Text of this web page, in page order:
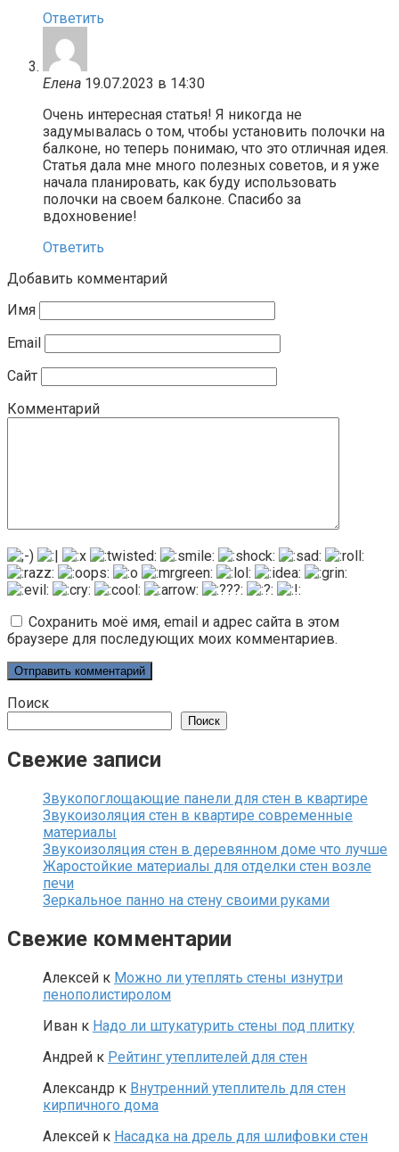
Ответить
Елена 19.07.2023 в 14:30
Очень интересная статья! Я никогда не
задумывалась о том, чтобы установить полочки на
балконе, но теперь понимаю, что это отличная идея.
Статья дала мне много полезных советов, и я уже
начала планировать, как буду использовать
полочки на своем балконе. Спасибо за
вдохновение!
Ответить
Добавить комментарий
Имя
Email
Сайт
Комментарий
Сохранить моё имя, email и адрес сайта в этом
браузере для последующих моих комментариев.
Поиск
Поиск
Свежие записи
Звукопоглощающие панели для стен в квартире
Звукоизоляция стен в квартире современные
материалы
Звукоизоляция стен в деревянном доме что лучше
Жаростойкие материалы для отделки стен возле
печи
Зеркальное панно на стену своими руками
Свежие комментарии
Алексей к Можно ли утеплять стены изнутри
пенополистиролом
Иван к Надо ли штукатурить стены под плитку
Андрей к Рейтинг утеплителей для стен
Александр к Внутренний утеплитель для стен
кирпичного дома
Алексей к Насадка на дрель для шлифовки стен